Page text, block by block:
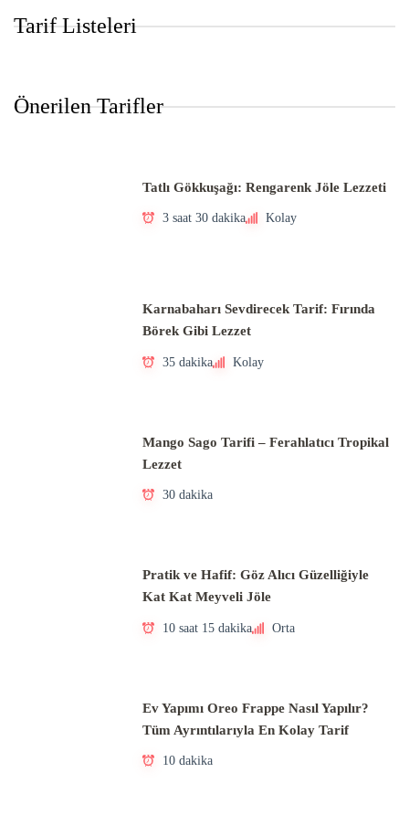
Tarif Listeleri
Önerilen Tarifler
Tatlı Gökkuşağı: Rengarenk Jöle Lezzeti
3 saat 30 dakika Kolay
Karnabaharı Sevdirecek Tarif: Fırında
Börek Gibi Lezzet
35 dakika Kolay
Mango Sago Tarifi – Ferahlatıcı Tropikal
Lezzet
30 dakika
Pratik ve Hafif: Göz Alıcı Güzelliğiyle
Kat Kat Meyveli Jöle
10 saat 15 dakika Orta
Ev Yapımı Oreo Frappe Nasıl Yapılır?
Tüm Ayrıntılarıyla En Kolay Tarif
10 dakika